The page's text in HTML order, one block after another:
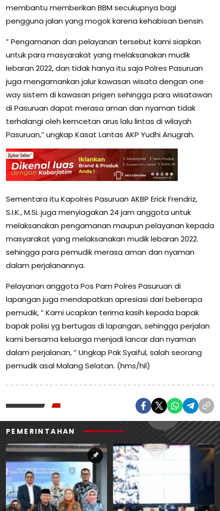
membantu memberikan BBM secukupnya bagi
pengguna jalan yang mogok karena kehabisan bensin.
” Pengamanan dan pelayanan tersebut kami siapkan
untuk para masyarakat yang melaksanakan mudik
lebaran 2022, dan tidak hanya itu saja Polres Pasuruan
juga mengamankan jalur kawasan wisata dengan one
way sistem di kawasan prigen sehingga para wisatawan
di Pasuruan dapat merasa aman dan nyaman tidak
terhalangi oleh kemcetan arus lalu lintas di wilayah
Pasuruan,” ungkap Kasat Lantas AKP Yudhi Anugrah.
Sementara itu Kapolres Pasuruan AKBP Erick Frendriz,
S.I.K., M.Si. juga menyiagakan 24 jam anggota untuk
melaksanakan pengamanan maupun pelayanan kepada
masyarakat yang melaksanakan mudik lebaran 2022.
sehingga para pemudik merasa aman dan nyaman
dalam perjalanannya.
Pelayanan anggota Pos Pam Polres Pasuruan di
lapangan juga mendapatkan apresiasi dari beberapa
pemudik, ” Kami ucapkan terima kasih kepada bapak
bapak polisi yg bertugas di lapangan, sehingga perjalan
kami bersama keluarga menjadi lancar dan nyaman
dalam perjalanan, ” Ungkap Pak Syaiful, salah seorang
pemudik asal Malang Selatan. (hms/hil)
PEMERINTAHAN